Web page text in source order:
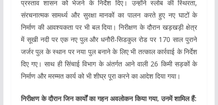
प्रस्ताव शासन को भेजने के निर्देश दिए। उन्होंने स्लोब की स्थिरता,
संरचनात्मक सामर्थ्य और सुरक्षा मानकों का पालन करते हुए नए घाटों के
निर्माण की आवश्यकता पर भी बल दिया। निरीक्षण के दौरान खड़खड़ी क्षेत्र
में सूखी नदी पर एक नए पुल और धनौरी-सिडकुल रोड पर 170 साल पुराने
जर्जर पुल के स्थान पर नया पुल बनाने के लिए भी तत्काल कार्रवाई के निर्देश
दिए गए। साथ ही सिंचाई विभाग के अंतर्गत आने वाली 26 किमी सड़कों के
निर्माण और मरम्मत कार्य को भी शीघ्र पूरा करने का आदेश दिया गया।
निरीक्षण के दौरान जिन कार्यों का गहन अवलोकन किया गया, उनमें शामिल हैं: